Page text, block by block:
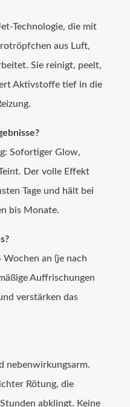
Technologie, die mit
aus Luft,
Sie reinigt, peelt,
Aktivstoffe tief in die
Sofortiger Glow,
Der volle Effekt
Tage und hält bei
bis Monate.
an (je nach
Auffrischungen
verstärken das
nebenwirkungsarm.
Rötung, die
abklingt. Keine